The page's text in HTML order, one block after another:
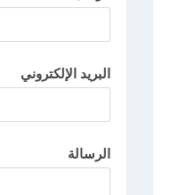
البريد الإلكتروني
الرسالة